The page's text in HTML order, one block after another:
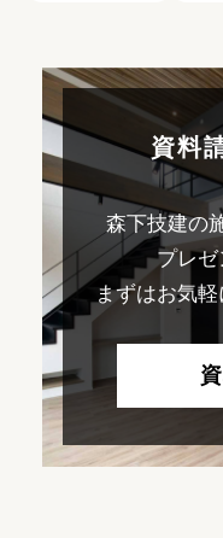
資料
森下技建の
プレゼ
まずはお気